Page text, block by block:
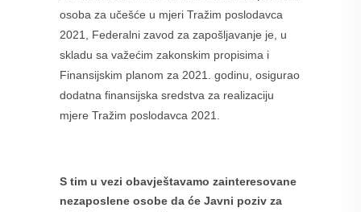
osoba za učešće u mjeri Tražim poslodavca
2021, Federalni zavod za zapošljavanje je, u
skladu sa važećim zakonskim propisima i
Finansijskim planom za 2021. godinu, osigurao
dodatna finansijska sredstva za realizaciju
mjere Tražim poslodavca 2021.
S tim u vezi obavještavamo zainteresovane
nezaposlene osobe da će Javni poziv za